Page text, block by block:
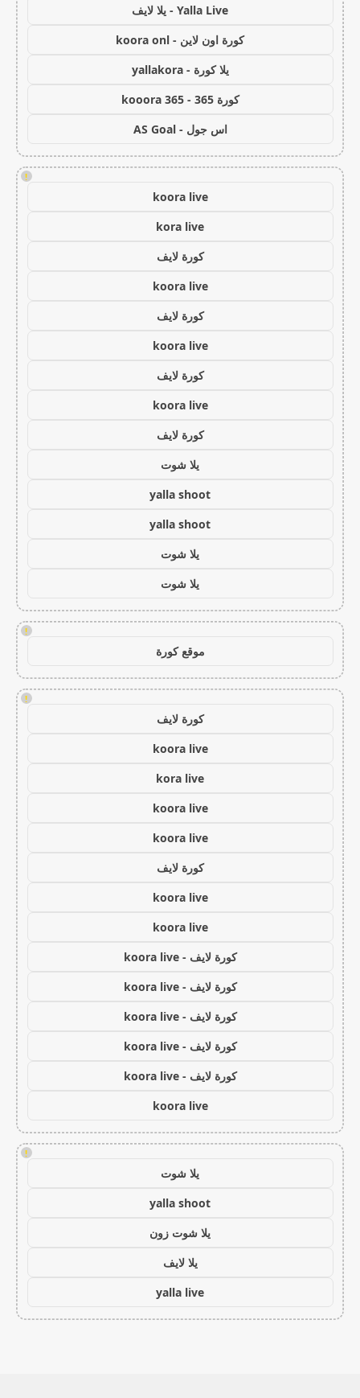
Yalla Live - يلا لايف
كورة اون لاين - koora onl
يلا كورة - yallakora
كورة 365 - kooora 365
اس جول - AS Goal
!
koora live
kora live
كورة لايف
koora live
كورة لايف
koora live
كورة لايف
koora live
كورة لايف
يلا شوت
yalla shoot
yalla shoot
يلا شوت
يلا شوت
!
موقع كورة
!
كورة لايف
koora live
kora live
koora live
koora live
كورة لايف
koora live
koora live
كورة لايف - koora live
كورة لايف - koora live
كورة لايف - koora live
كورة لايف - koora live
كورة لايف - koora live
koora live
!
يلا شوت
yalla shoot
يلا شوت زون
يلا لايف
yalla live